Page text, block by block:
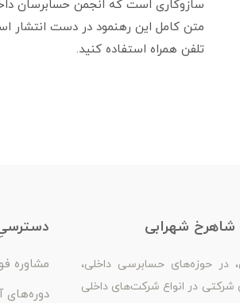
سازوکاری است که انجمن حسابرسان
متن کامل این رهنمود در دست انتشار
تلفن همراه استفاده کنید.
شاهرخ شهرابی
پیش، در حوزه‌های حسابرسی داخلی،
در انواع شرکت‌های داخلی
مشاوره
دوره‌های